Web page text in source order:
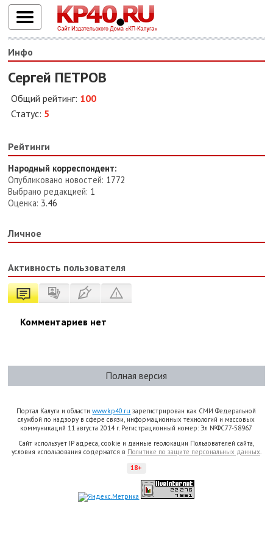
Инфо
Сергей ПЕТРОВ
Общий рейтинг: 100
Статус: 5
Рейтинги
Народный корреспондент:
Опубликовано новостей: 1772
Выбрано редакцией: 1
Оценка: 3.46
Личное
Активность пользователя
Комментариев нет
Полная версия
Портал Калуги и областиwww.kp40.ru зарегистрирован как СМИ Федеральной
службой по надзору в сфере связи, информационных технологий и массовых
коммуникаций 11 августа 2014 г. Регистрационный номер: Эл №ФС77-58967
Сайт использует IP адреса, cookie и данные геолокации Пользователей сайта,
условия использования содержатся в Политике по защите персональных данных.
18+